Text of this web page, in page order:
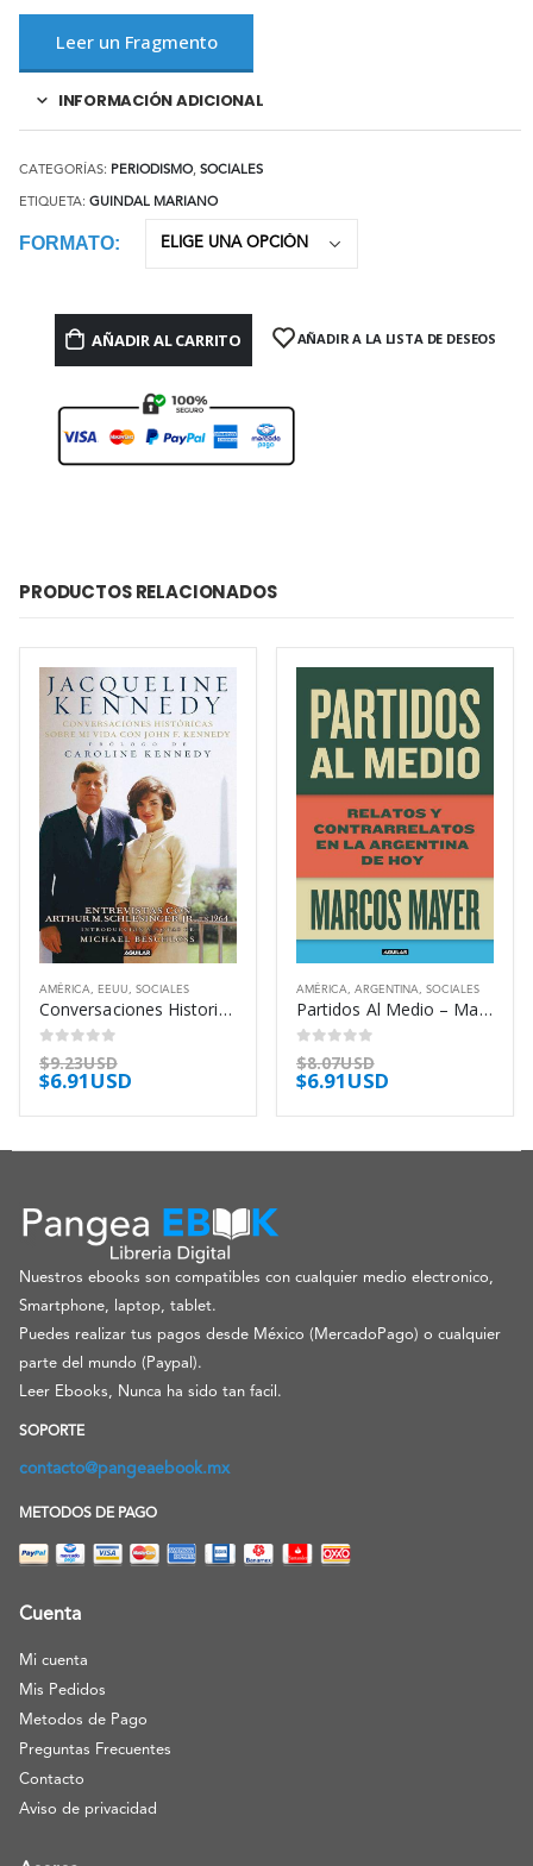
Leer un Fragmento
INFORMACIÓN ADICIONAL
CATEGORÍAS: PERIODISMO, SOCIALES
ETIQUETA: GUINDAL MARIANO
FORMATO
AÑADIR AL CARRITO AÑADIR A LA LISTA DE DESEOS
PRODUCTOS RELACIONADOS
AMÉRICA, EEUU , SOCIALES
Conversaciones Historicas Sobre Mi Vida – Kennedy Jacqueline
0out of 5
$9.23USD
$6.91USD
AMÉRICA, ARGENTINA, SOCIALES
Partidos Al Medio – Mayer Marcos
0out of 5
$8.07USD
$6.91USD
Nuestros ebooks son compatibles con cualquier medio electronico,
Smartphone, laptop, tablet.
Puedes realizar tus pagos desde México (MercadoPago) o cualquier
parte del mundo (Paypal).
Leer Ebooks, Nunca ha sido tan facil.
SOPORTE
contacto@pangeaebook.mx
METODOS DE PAGO
Cuenta
Mi cuenta
Mis Pedidos
Metodos de Pago
Preguntas Frecuentes
Contacto
Aviso de privacidad